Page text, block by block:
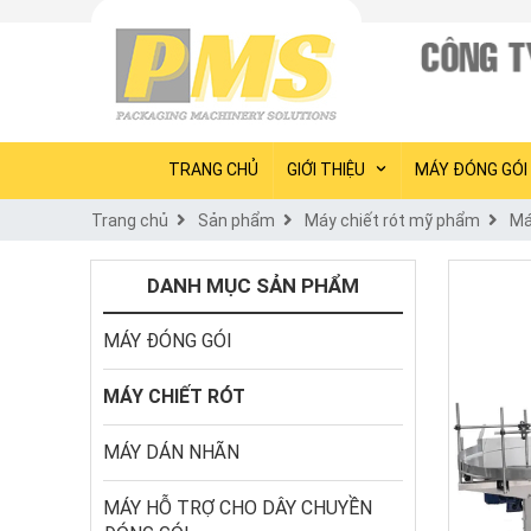
TRANG CHỦ GIỚI THIỆU MÁY ĐÓNG GÓI
Trang chủ Sản phẩm Máy chiết rót mỹ phẩm
DANH MỤC SẢN PHẨM
MÁY ĐÓNG GÓI
MÁY CHIẾT RÓT
MÁY DÁN NHÃN
MÁY HỖ TRỢ CHO DÂY CHUYỀN